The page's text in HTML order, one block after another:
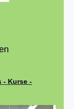
- Kurse -